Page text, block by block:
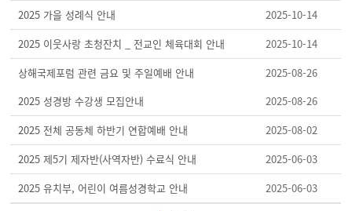
2025 가을 성례식 안내
2025-10-14
2025 이웃사랑 초청잔치 _ 전교인 체육대회 안내
2025-10-14
상해국제포럼 관련 금요 및 주일예배 안내
2025-08-26
2025 성경방 수강생 모집안내
2025-08-26
2025 전체 공동체 하반기 연합예배 안내
2025-08-02
2025 제5기 제자반(사역자반) 수료식 안내
2025-06-03
2025 유치부, 어린이 여름성경학교 안내
2025-06-03